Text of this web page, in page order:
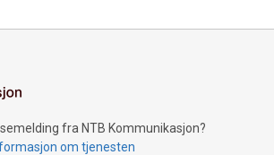
fra NTB Kommunikasjon?
om tjenesten